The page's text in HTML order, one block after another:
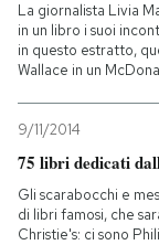
La giornalista Livia
in un libro i suoi
in questo estratto,
Wallace in un
9/11/2014
75 libri dedicati
Gli scarabocchi e
di libri famosi, che
Christie's: ci sono